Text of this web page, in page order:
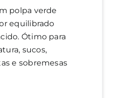
polpa verde
equilibrado
Ótimo para
sucos,
e sobremesas